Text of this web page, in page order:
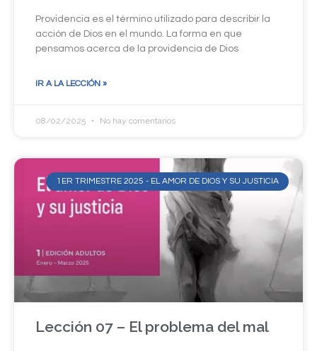
Providencia es el término utilizado para describir la
acción de Dios en el mundo. La forma en que
pensamos acerca de la providencia de Dios
IR A LA LECCIÓN »
08/02/2025 No hay comentarios
1ER TRIMESTRE 2025 - EL AMOR DE DIOS Y SU JUSTICIA
Lección 07 – El problema del mal